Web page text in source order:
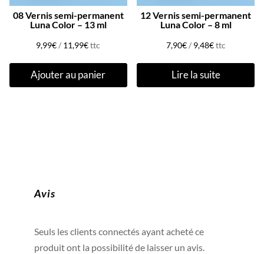
08 Vernis semi-permanent
Luna Color – 13 ml
9,99€/ 11,99€ttc
Ajouter au panier
12 Vernis semi-permanent
Luna Color – 8 ml
7,90€/ 9,48€ttc
Lire la suite
Avis
Seuls les clients connectés ayant acheté ce
produit ont la possibilité de laisser un avis.